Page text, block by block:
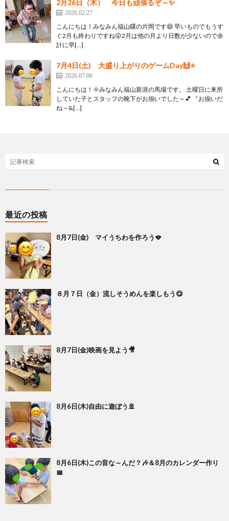
2月26日（木） 今日も頑張るぞ～✨
2026.02.27
こんにちは！みなみん福山曙の片岡です😄 早いものでもうす
ぐ2月も終わりですね😲2月は他の月より日数が少ないので余
計に早[…]
7月4日(土) 大盛り上がりのゲームDay🙌⭐
2026.07.06
こんにちは！🌞みなみん福山新涯の馬場です。 土曜日に来所
していた子とスタッフの靴下がお揃いでした～💕 『お揃いだ
ね～&[…]
最近の投稿
8月7日(金) マイうちわを作ろう🪭
８月７日（金）流しそうめんを楽しもう😋
8月7日(金)映画を見よう🎥
8月6日(木)自由に遊ぼう🚢
8月6日(木)この音な～んだ？🎶＆8月のカレンダー作り
📅